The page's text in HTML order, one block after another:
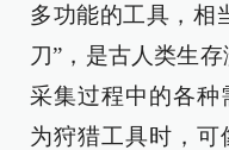
多功能的工具，相
刀”，是古人类生
采集过程中的各种
为狩猎工具时，可